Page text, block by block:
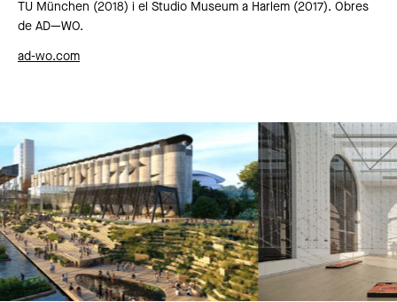
TU München (2018) i el Studio Museum a Harlem (2017). Obres
de AD—WO.
ad-wo.com